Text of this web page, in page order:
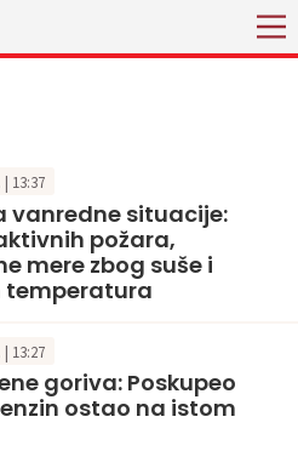
| 13:37
vanredne situacije:
požara,
mere zbog suše i
temperatura
| 13:27
goriva: Poskupeo
ostao na istom